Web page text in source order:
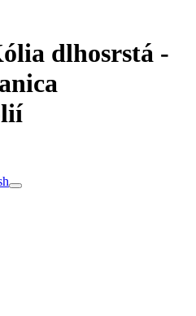
dlhosrstá -